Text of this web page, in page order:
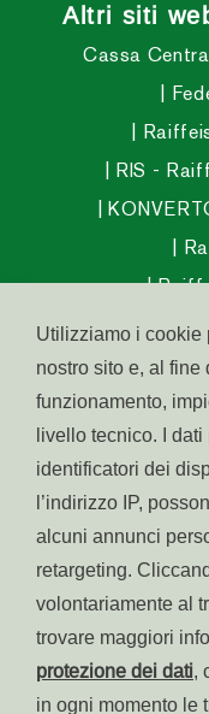
Altri siti
Cassa
RIS -
© raiffeisen.it
Part. IVA:
00180630212
Centro assistenza:
031 031
Utilizziamo i cookie
nostro sito e, al fine
funzionamento,
livello tecnico. I
identificatori dei
l’indirizzo IP,
alcuni annunci
retargeting.
volontariamente al
trovare maggiori
protezione dei dati,
in ogni momento le